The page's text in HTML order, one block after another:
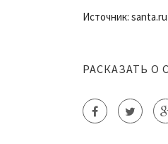
Источник: santa.ru
РАСКАЗАТЬ О